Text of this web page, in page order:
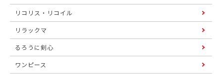
リコリス・リコイル
リラックマ
るろうに剣心
ワンピース